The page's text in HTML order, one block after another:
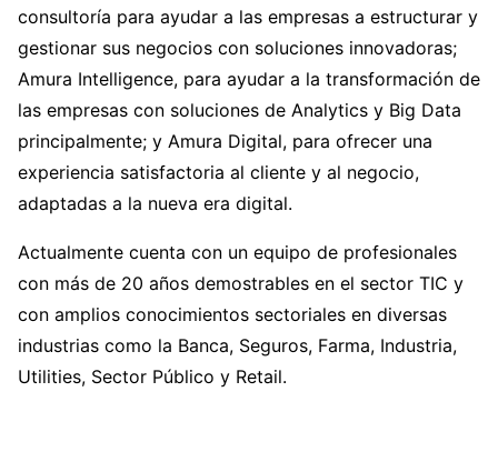
consultoría para ayudar a las empresas a estructurar y
gestionar sus negocios con soluciones innovadoras;
Amura Intelligence, para ayudar a la transformación de
las empresas con soluciones de Analytics y Big Data
principalmente; y Amura Digital, para ofrecer una
experiencia satisfactoria al cliente y al negocio,
adaptadas a la nueva era digital.
Actualmente cuenta con un equipo de profesionales
con más de 20 años demostrables en el sector TIC y
con amplios conocimientos sectoriales en diversas
industrias como la Banca, Seguros, Farma, Industria,
Utilities, Sector Público y Retail.